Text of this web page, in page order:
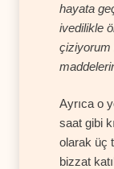
hayata
ivedilikle
çiziyorum
Ayrıca o
saat gibi
olarak üç
bizzat